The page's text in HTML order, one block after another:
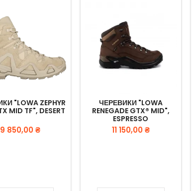
"LOWA ZEPHYR
MID TF", DESERT
Вартість
9 850,00 ₴
ЧЕРЕВИКИ "LOWA
RENEGADE GTX® MID",
ESPRESSO
Вартість
11 150,00 ₴